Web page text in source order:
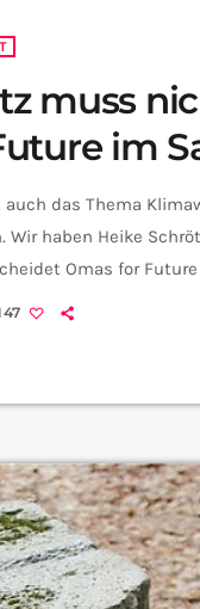
muss
im
das Thema
Wir haben Heike
Omas for
Future sind ja auch